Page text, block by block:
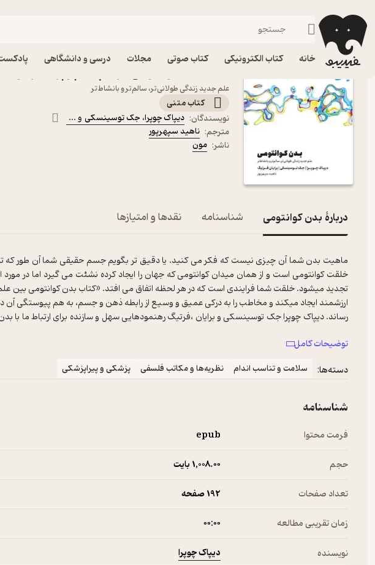
خانه کتاب الکترونیکی کتاب صوتی مجلات درسی و دانشگاهی
فیدیبو کتاب الکترونیکی
علم جدید زندگی طولانی‌تر، سالم‌تر و بانشاط‌تر
کتاب متنی
نویسندگان: دیپاک چوپرا، جک توسینسکی و ...
مترجم: ناهید سپهرپور
ناشر: مون
دربارۀ بدن کوانتومی شناسنامه نقدها و امتیازها
ماهیت بدن شما آن چیزی نیست که فکر می کنید. یا دقیق تر بگویم جسم حقیقی شما آن طور
خلقت کوانتومی است و از همان میدان کوانتومی که جهان را ایجاد کرده نشئت می گیرد اما در
تجدید میشود. خلقت شما فرایندی است که در هر لحظه اتفاق می افتد. «کتاب بدن کوانتومی بین علم
ارزشمند ایجاد میکند و مخاطب را به درکی عمیق و وسیع از رابطه ذهن و جسم، به هم پیوستگی آن
رساند. دیپاک چوپرا جک توسینسکی و برایان ،فرتیگ رهنمودهایی سهل و سازنده برای ارتباط ما با بدن
توضیحات کامل
دسته‌ها:
سلامت و تناسب اندام نظریه‌ها و مکاتب فلسفی پزشکی و پیراپزشکی
شناسنامه
فرمت محتوا epub
حجم 1,008.۰۰ بایت
تعداد صفحات 192 صفحه
زمان تقریبی مطالعه ۰۰:۰۰
نویسنده دیپاک چوپرا